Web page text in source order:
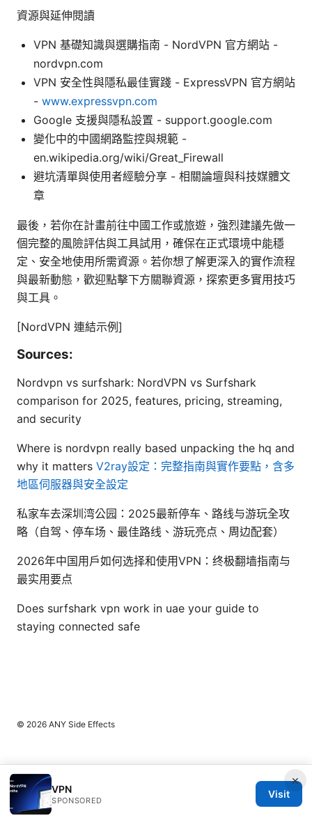
資源與延伸閱讀
VPN 基礎知識與選購指南 - NordVPN 官方網站 -
nordvpn.com
VPN 安全性與隱私最佳實踐 - ExpressVPN 官方網站
- www.expressvpn.com
Google 支援與隱私設置 - support.google.com
變化中的中國網路監控與規範 -
en.wikipedia.org/wiki/Great_Firewall
避坑清單與使用者經驗分享 - 相關論壇與科技媒體文
章
最後，若你在計畫前往中國工作或旅遊，強烈建議先做一
個完整的風險評估與工具試用，確保在正式環境中能穩
定、安全地使用所需資源。若你想了解更深入的實作流程
與最新動態，歡迎點擊下方關聯資源，探索更多實用技巧
與工具。
[NordVPN 連結示例]
Sources:
Nordvpn vs surfshark: NordVPN vs Surfshark
comparison for 2025, features, pricing, streaming,
and security
Where is nordvpn really based unpacking the hq and
why it matters V2ray設定：完整指南與實作要點，含多
地區伺服器與安全設定
私家车去深圳湾公园：2025最新停车、路线与游玩全攻
略（自驾、停车场、最佳路线、游玩亮点、周边配套）
2026年中国用户如何选择和使用VPN：终极翻墙指南与
最实用要点
Does surfshark vpn work in uae your guide to
staying connected safe
×
VPN
SPONSORED
Visit
© 2026 ANY Side Effects